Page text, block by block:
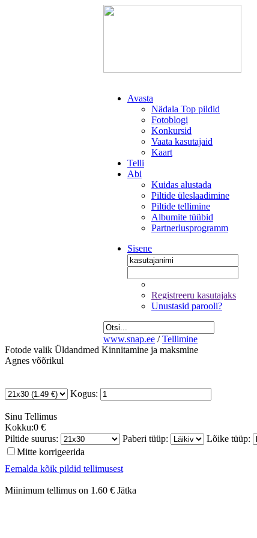
Avasta
Nädala Top pildid
Fotoblogi
Konkursid
Vaata kasutajaid
Kaart
Telli
Abi
Kuidas alustada
Piltide üleslaadimine
Piltide tellimine
Albumite tüübid
Partnerlusprogramm
Sisene
Registreeru kasutajaks
Unustasid parooli?
www.snap.ee / Tellimine
Fotode valik Üldandmed Kinnitamine ja maksmine
Agnes võõrikul
Kogus:
Sinu Tellimus
Kokku:0 €
Piltide suurus:
Paberi tüüp: Lõike tüüp:
Mitte korrigeerida
Eemalda kõik pildid tellimusest
Miinimum tellimus on 1.60 € Jätka